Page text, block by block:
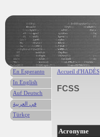
Accueil d'HADÈS
FCSS
Acronyme
En Esperanto
In English
Auf Deutsch
في العربية
Türkçe